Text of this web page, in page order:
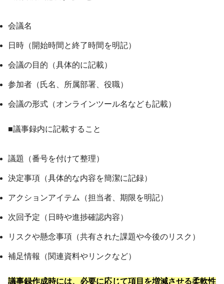
会議名
日時（開始時間と終了時間を明記）
会議の目的（具体的に記載）
参加者（氏名、所属部署、役職）
会議の形式（オンラインツール名なども記載）
■議事録内に記載すること
議題（番号を付けて整理）
決定事項（具体的な内容を簡潔に記録）
アクションアイテム（担当者、期限を明記）
次回予定（日時や進捗確認内容）
リスクや懸念事項（共有された課題や今後のリスク）
補足情報（関連資料やリンクなど）
議事録作成時には、必要に応じて項目を増減させる柔軟性